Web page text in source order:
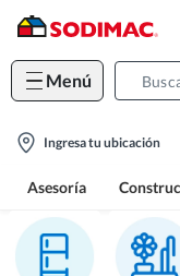
Menú
location-
Ingresa tu ubicación
Asesoría